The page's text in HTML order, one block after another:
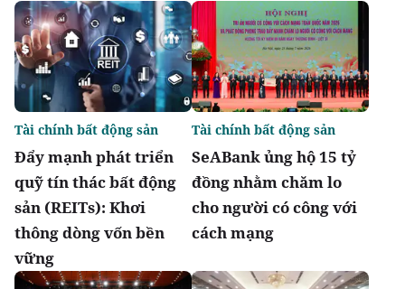
Đẩy mạnh phát triển
quỹ tín thác bất động
sản (REITs): Khơi
thông dòng vốn bền
vững
Tài chính bất động sản
SeABank ủng hộ 15 tỷ
đồng nhằm chăm lo
cho người có công với
cách mạng
Tài chính bất động sản